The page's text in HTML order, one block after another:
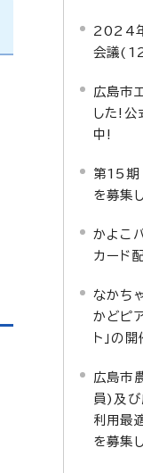
2024
会議
広島市
した!公
中!
第15期
を募集
かよこ
カード
なかち
かどピ
ト」の開
広島市
員)及び
利用最
を募集